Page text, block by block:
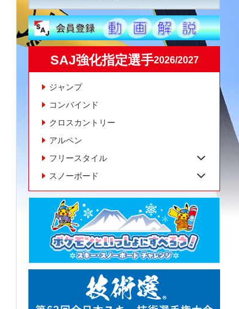
SAJ強化指定選手2026/2027
ジャンプ
コンバインド
クロスカントリー
アルペン
フリースタイル
スノーボード